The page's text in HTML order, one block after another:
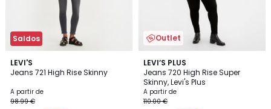
Saldos
LEVI'S
Jeans 721 High Rise Skinny
A partir de
98.99 €
4,5
/ 5
7
Cores
Outlet
LEVI’S PLUS
Jeans 720 High Rise Super
Skinny, Levi's Plus
A partir de
110.00 €
3,5
/ 5
2
Cores